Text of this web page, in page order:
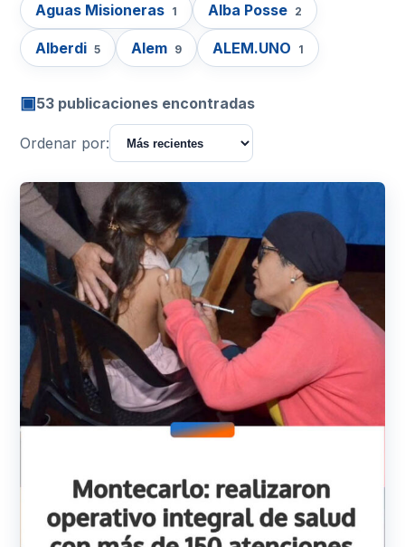
Aguas Misioneras 1 Alba Posse 2
Alberdi 5 Alem 9 ALEM.UNO 1
▣53 publicaciones encontradas
Ordenar por: